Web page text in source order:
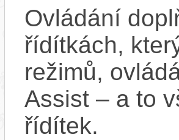
Ovládání
řídítkách,
režimů,
Assist – a to
řídítek.